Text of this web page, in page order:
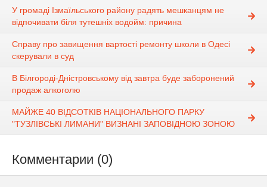
У громаді Ізмаїльського району радять мешканцям не
відпочивати біля тутешніх водойм: причина
Справу про завищення вартості ремонту школи в Одесі
скерували в суд
В Білгороді-Дністровському від завтра буде заборонений
продаж алкоголю
МАЙЖЕ 40 ВІДСОТКІВ НАЦІОНАЛЬНОГО ПАРКУ
"ТУЗЛІВСЬКІ ЛИМАНИ" ВИЗНАНІ ЗАПОВІДНОЮ ЗОНОЮ
Комментарии (0)